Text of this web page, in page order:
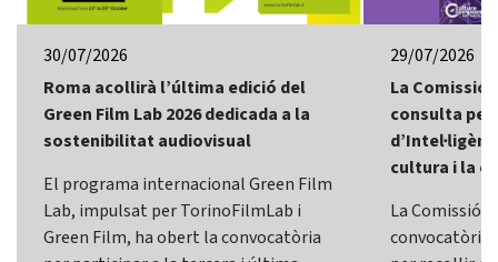
30/07/2026
Roma acollirà l’última edició del
Green Film Lab 2026 dedicada a la
sostenibilitat audiovisual
El programa internacional Green Film
Lab, impulsat per TorinoFilmLab i
Green Film, ha obert la convocatòria
29/07/2026
La Comissió
consulta
cultura i la
La Comissió
convocatòria